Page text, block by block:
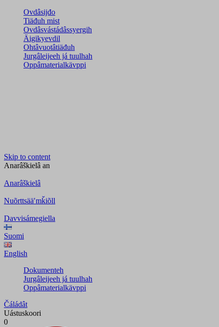
Ovdâsijđo
Tiäđuh mist
Ovdâsvástádâssyergih
Äigikyevdil
Ohtâvuotâtiäđuh
Jurgâleijeeh já tuulhah
Oppâmaterialkävppi
Skip to content
Anarâškielâ an
Anarâškielâ
Nuõrttsääʹmǩiõll
Davvisámegiella
Suomi
English
Dokumenteh
Jurgâleijeeh já tuulhah
Oppâmaterialkävppi
Čáládât
Uástuskoori
0